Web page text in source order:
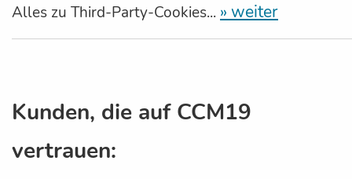
Alles zu Third-Party-Cookies... » weiter
Kunden, die auf CCM19
vertrauen: